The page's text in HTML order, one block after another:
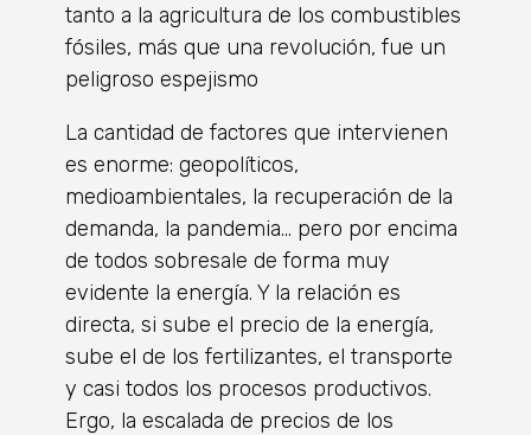
tanto a la agricultura de los combustibles
fósiles, más que una revolución, fue un
peligroso espejismo
La cantidad de factores que intervienen
es enorme: geopolíticos,
medioambientales, la recuperación de la
demanda, la pandemia… pero por encima
de todos sobresale de forma muy
evidente la energía. Y la relación es
directa, si sube el precio de la energía,
sube el de los fertilizantes, el transporte
y casi todos los procesos productivos.
Ergo, la escalada de precios de los